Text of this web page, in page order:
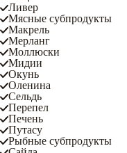
Ливер
Мясные субпродукты
Макрель
Мерланг
Моллюски
Мидии
Окунь
Оленина
Сельдь
Перепел
Печень
Путасу
Рыбные субпродукты